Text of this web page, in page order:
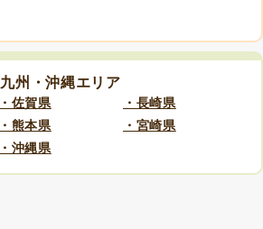
九州・沖縄エリア
・佐賀県
・長崎県
・熊本県
・宮崎県
・沖縄県